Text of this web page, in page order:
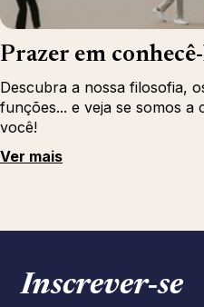
Prazer em
Descubra a nossa filosofia,
funções... e veja se somos a
você!
Ver mais
Inscrever‑se